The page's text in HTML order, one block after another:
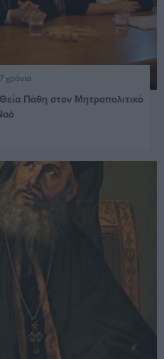
χρόνια
Πάθη στον Μητροπολιτικό